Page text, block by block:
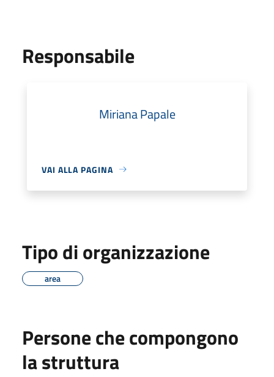
Responsabile
Miriana Papale
VAI ALLA PAGINA
Tipo di organizzazione
area
Persone che compongono
la struttura